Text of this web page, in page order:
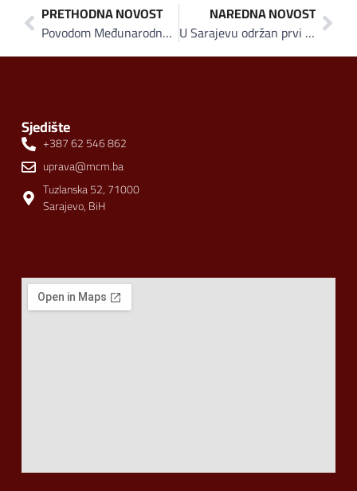
PRETHODNA NOVOST
Povodom Međunarodnog dana djeteta Hoše komerc darovao djecu bez roditeljskog staranja u Domu na Bjelavama
NAREDNA NOVOST
U Sarajevu održan prvi «Festival zdravlja»: Sav novac prikupljen od ulaznica doniran «Roditeljskoj kući»
Sjedište
+387 62 546 862
uprava@mcm.ba
Tuzlanska 52, 71000
Sarajevo, BiH